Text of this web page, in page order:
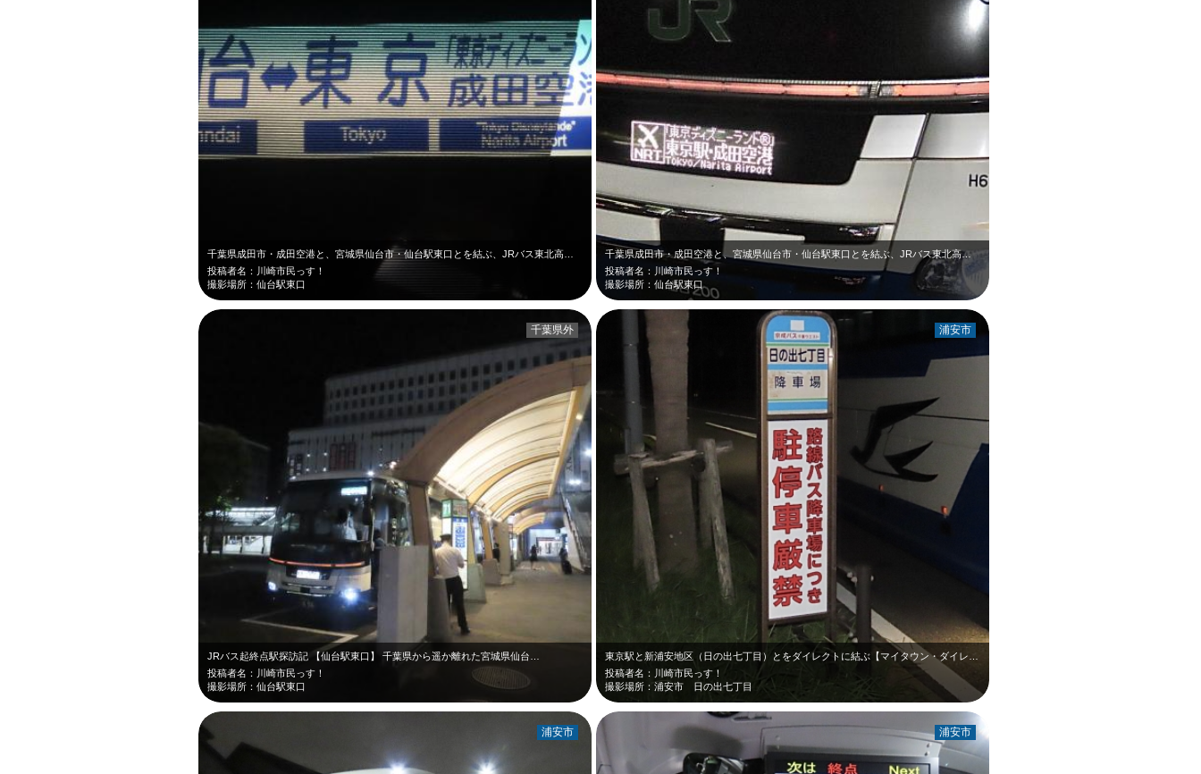
投稿者名：川崎市民っす！
撮影場所：仙台駅東口
千葉県成田市・成田空港と、宮城県仙台市・仙台駅東口とを結ぶ、JRバス東北高速仙…
投稿者名：川崎市民っす！
撮影場所：仙台駅東口
JRバス起終点駅探訪記 【仙台駅東口】 千葉県から遥か離れた宮城県仙台…
投稿者名：川崎市民っす！
撮影場所：仙台駅東口
千葉県外
投稿者名：川崎市民っす！
撮影場所：浦安市 日の出七丁目
浦安市
浦安市 浦安市